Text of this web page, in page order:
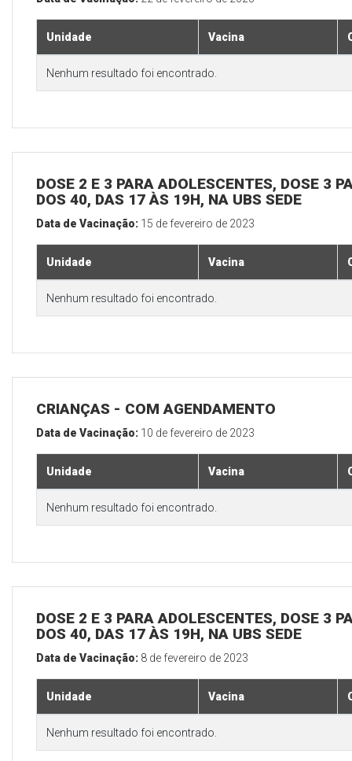
Unidade Vacina
Nenhum resultado foi encontrado.
DOSE 2 E 3 PARA ADOLESCENTES, DOSE 3
DOS 40, DAS 17 ÀS 19H, NA UBS SEDE
Data de Vacinação: 15 de fevereiro de 2023
Unidade Vacina
Nenhum resultado foi encontrado.
CRIANÇAS - COM AGENDAMENTO
Data de Vacinação: 10 de fevereiro de 2023
Unidade Vacina
Nenhum resultado foi encontrado.
DOSE 2 E 3 PARA ADOLESCENTES, DOSE 3
DOS 40, DAS 17 ÀS 19H, NA UBS SEDE
Data de Vacinação: 8 de fevereiro de 2023
Unidade Vacina
Nenhum resultado foi encontrado.